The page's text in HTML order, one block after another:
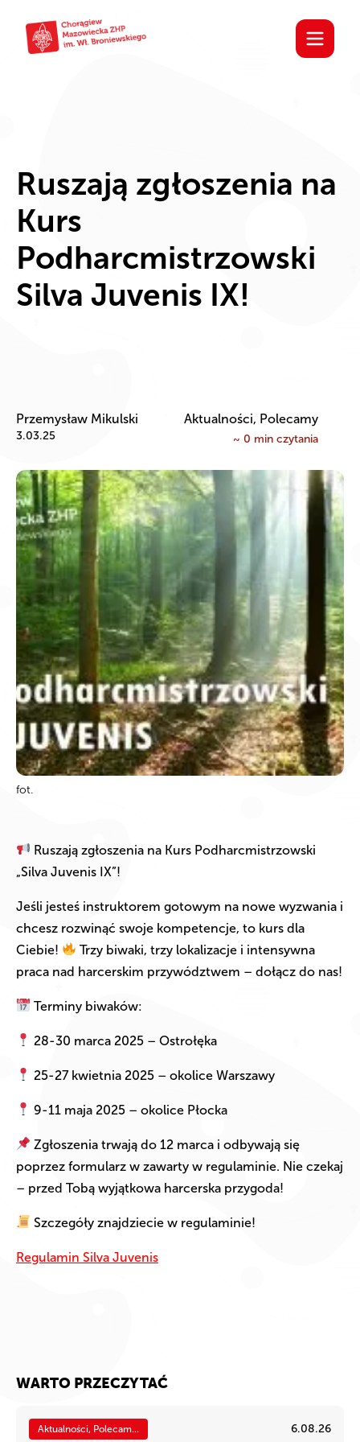
Ruszają zgłoszenia na
Kurs
Podharcmistrzowski
Silva Juvenis IX!
Przemysław Mikulski
3.03.25
Aktualności, Polecamy
~ 0 min czytania
fot.
Ruszają zgłoszenia na Kurs Podharcmistrzowski
„Silva Juvenis IX”!
Jeśli jesteś instruktorem gotowym na nowe wyzwania i
chcesz rozwinąć swoje kompetencje, to kurs dla
Ciebie!
Trzy biwaki, trzy lokalizacje i intensywna
praca nad harcerskim przywództwem – dołącz do nas!
Terminy biwaków:
28-30 marca 2025 – Ostrołęka
25-27 kwietnia 2025 – okolice Warszawy
9-11 maja 2025 – okolice Płocka
Zgłoszenia trwają do 12 marca i odbywają się
poprzez formularz w zawarty w regulaminie. Nie czekaj
– przed Tobą wyjątkowa harcerska przygoda!
Szczegóły znajdziecie w regulaminie!
Regulamin Silva Juvenis
WARTO PRZECZYTAĆ
Aktualności, Polecam... 6.08.26